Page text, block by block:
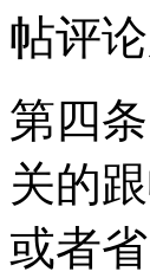
帖评
第四
关的
或者